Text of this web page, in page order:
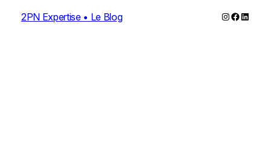
2PN Expertise • Le Blog Instagram